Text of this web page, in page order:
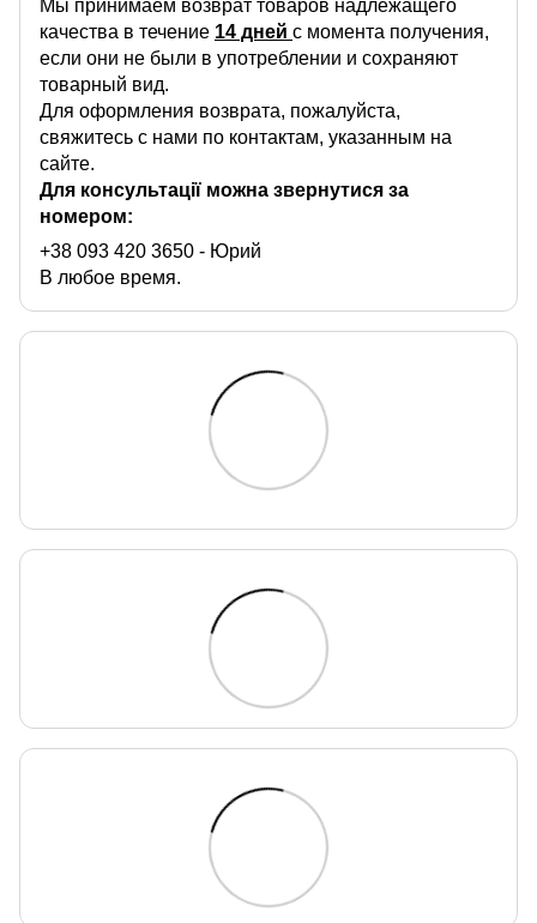
Мы принимаем возврат товаров надлежащего
качества в течение 14 дней с момента получения,
если они не были в употреблении и сохраняют
товарный вид.
Для оформления возврата, пожалуйста,
свяжитесь с нами по контактам, указанным на
сайте.
Для консультації можна звернутися за
номером:
+38 093 420 3650 - Юрий
В любое время.